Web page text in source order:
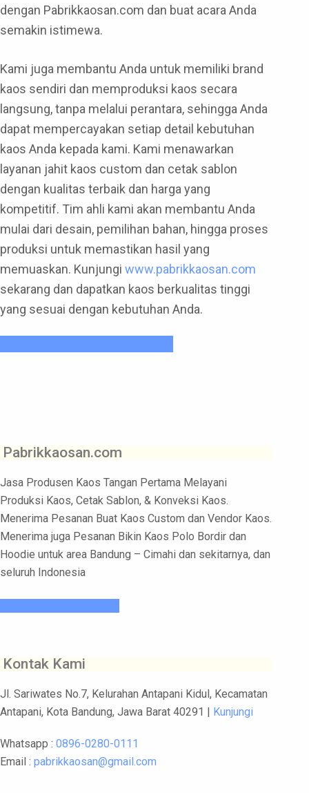
dengan Pabrikkaosan.com dan buat acara Anda
semakin istimewa.
Kami juga membantu Anda untuk memiliki brand
kaos sendiri dan memproduksi kaos secara
langsung, tanpa melalui perantara, sehingga Anda
dapat mempercayakan setiap detail kebutuhan
kaos Anda kepada kami. Kami menawarkan
layanan jahit kaos custom dan cetak sablon
dengan kualitas terbaik dan harga yang
kompetitif. Tim ahli kami akan membantu Anda
mulai dari desain, pemilihan bahan, hingga proses
produksi untuk memastikan hasil yang
memuaskan. Kunjungi www.pabrikkaosan.com
sekarang dan dapatkan kaos berkualitas tinggi
yang sesuai dengan kebutuhan Anda.
Pabrikkaosan.com
Jasa Produsen Kaos Tangan Pertama Melayani
Produksi Kaos, Cetak Sablon, & Konveksi Kaos.
Menerima Pesanan Buat Kaos Custom dan Vendor Kaos.
Menerima juga Pesanan Bikin Kaos Polo Bordir dan
Hoodie untuk area Bandung – Cimahi dan sekitarnya, dan
seluruh Indonesia
Kontak Kami
Jl. Sariwates No.7, Kelurahan Antapani Kidul, Kecamatan
Antapani, Kota Bandung, Jawa Barat 40291 | Kunjungi
Whatsapp : 0896-0280-0111
Email : pabrikkaosan@gmail.com